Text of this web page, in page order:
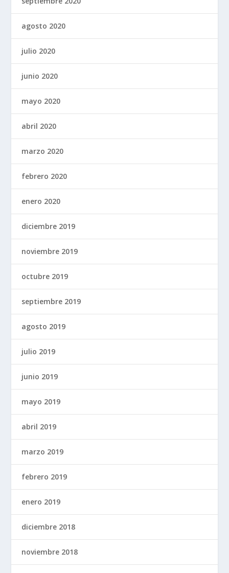
agosto 2020
julio 2020
junio 2020
mayo 2020
abril 2020
marzo 2020
febrero 2020
enero 2020
diciembre 2019
noviembre 2019
octubre 2019
septiembre 2019
agosto 2019
julio 2019
junio 2019
mayo 2019
abril 2019
marzo 2019
febrero 2019
enero 2019
diciembre 2018
noviembre 2018